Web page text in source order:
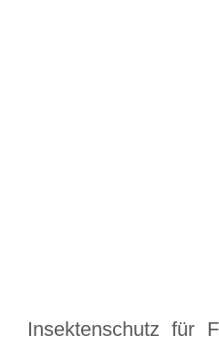
Insektenschutz für